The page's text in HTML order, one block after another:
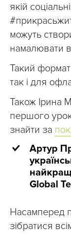
якій
можуть
намалювати
Такий
так і для
Також Ірина
першого
знайти за
Артур
Global
Насамперед
зібратися